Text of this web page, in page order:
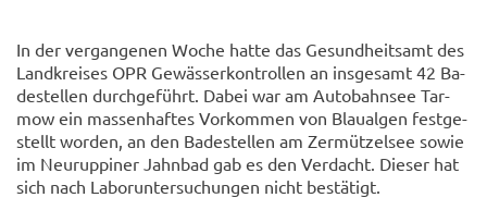
In der ver­gan­ge­nen Woche hatte das Ge­sund­heits­amt des
Land­krei­ses OPR Ge­wäs­ser­kon­trol­len an ins­ge­samt 42 Ba­
de­stel­len durch­ge­führt. Dabei war am Au­to­bahn­see Tar­
mow ein mas­sen­haf­tes Vor­kom­men von Blau­al­gen fest­ge­
stellt wor­den, an den Ba­de­stel­len am Zer­müt­zel­see sowie
im Neu­rup­pi­ner Jahn­bad gab es den Ver­dacht. Die­ser hat
sich nach La­bor­un­ter­su­chun­gen nicht be­stä­tigt.